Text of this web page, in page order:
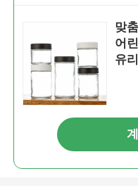
맞
어
유